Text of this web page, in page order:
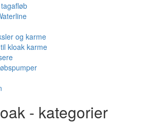
og karme
kloak karme
- kategorier